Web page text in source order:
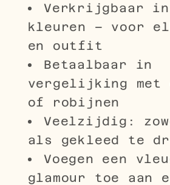
Verkrijgbaar
kleuren – voor
en outfit
Betaalbaar in
vergelijking met
of robijnen
Veelzijdig:
als gekleed te
Voegen een
glamour toe aan